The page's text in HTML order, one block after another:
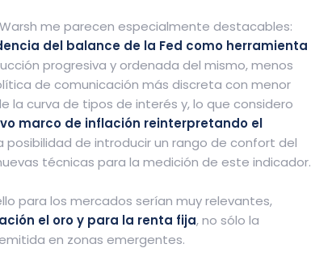
me parecen especialmente destacables:
del balance de la Fed como herramienta
progresiva y ordenada del mismo, menos
de comunicación más discreta con menor
la curva de tipos de interés y, lo que considero
marco de inflación reinterpretando el
posibilidad de introducir un rango de confort del
técnicas para la medición de este indicador.
para los mercados serían muy relevantes,
el oro y para la renta fija, no sólo la
en zonas emergentes.